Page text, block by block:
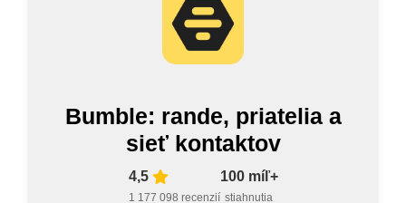
Bumble: rande, priatelia a
sieť kontaktov
4,5
1 177 098 recenzií
100 míľ+
stiahnutia